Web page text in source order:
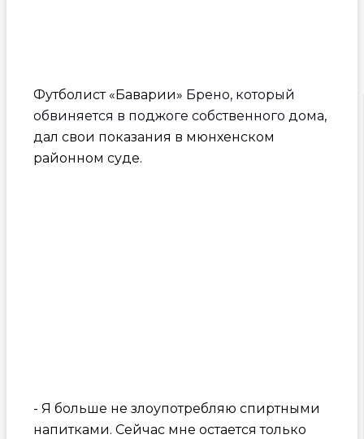
Футболист «Баварии» Брено, который
обвиняется в поджоге собственного дома,
дал свои показания в мюнхенском
районном суде.
- Я больше не злоупотребляю спиртными
напитками. Сейчас мне остается только